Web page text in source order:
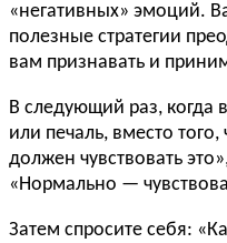
«негативных» эмоций.
полезные стратегии
вам признавать и
В следующий раз, когда
или печаль, вместо
должен чувствовать
«Нормально —
Затем спросите себя: